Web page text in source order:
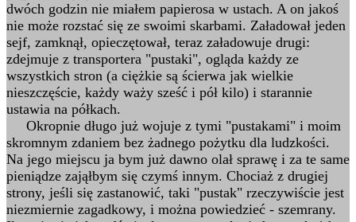
dwóch godzin nie miałem papierosa w ustach. A on jakoś
nie może rozstać się ze swoimi skarbami. Załadował jeden
sejf, zamknął, opieczętował, teraz załadowuje drugi:
zdejmuje z transportera "pustaki", ogląda każdy ze
wszystkich stron (a ciężkie są ścierwa jak wielkie
nieszczęście, każdy waży sześć i pół kilo) i starannie
ustawia na półkach.
Okropnie długo już wojuje z tymi "pustakami" i moim
skromnym zdaniem bez żadnego pożytku dla ludzkości.
Na jego miejscu ja bym już dawno olał sprawę i za te same
pieniądze zająłbym się czymś innym. Chociaż z drugiej
strony, jeśli się zastanowić, taki "pustak" rzeczywiście jest
niezmiernie zagadkowy, i można powiedzieć - szemrany.